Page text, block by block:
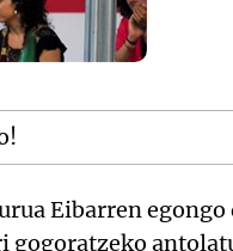
Eibarren
gogoratzeko